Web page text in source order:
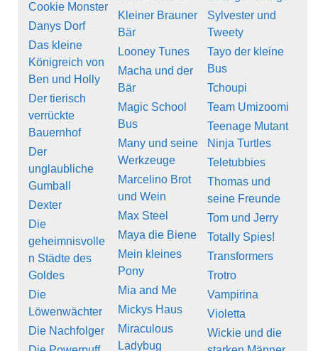
Cookie Monster
Danys Dorf
Das kleine
Königreich von
Ben und Holly
Der tierisch
verrückte
Bauernhof
Der
unglaubliche
Gumball
Dexter
Die
geheimnisvolle
n Städte des
Goldes
Die
Löwenwächter
Die Nachfolger
Kleiner Brauner
Bär
Looney Tunes
Macha und der
Bär
Magic School
Bus
Many und seine
Werkzeuge
Marcelino Brot
und Wein
Max Steel
Maya die Biene
Mein kleines
Pony
Mia and Me
Mickys Haus
Miraculous
Ladybug
Sylvester und
Tweety
Tayo der kleine
Bus
Tchoupi
Team Umizoomi
Teenage Mutant
Ninja Turtles
Teletubbies
Thomas und
seine Freunde
Tom und Jerry
Totally Spies!
Transformers
Trotro
Vampirina
Violetta
Wickie und die